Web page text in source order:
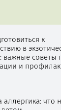
к
в
важные советы
и
аллергика: что